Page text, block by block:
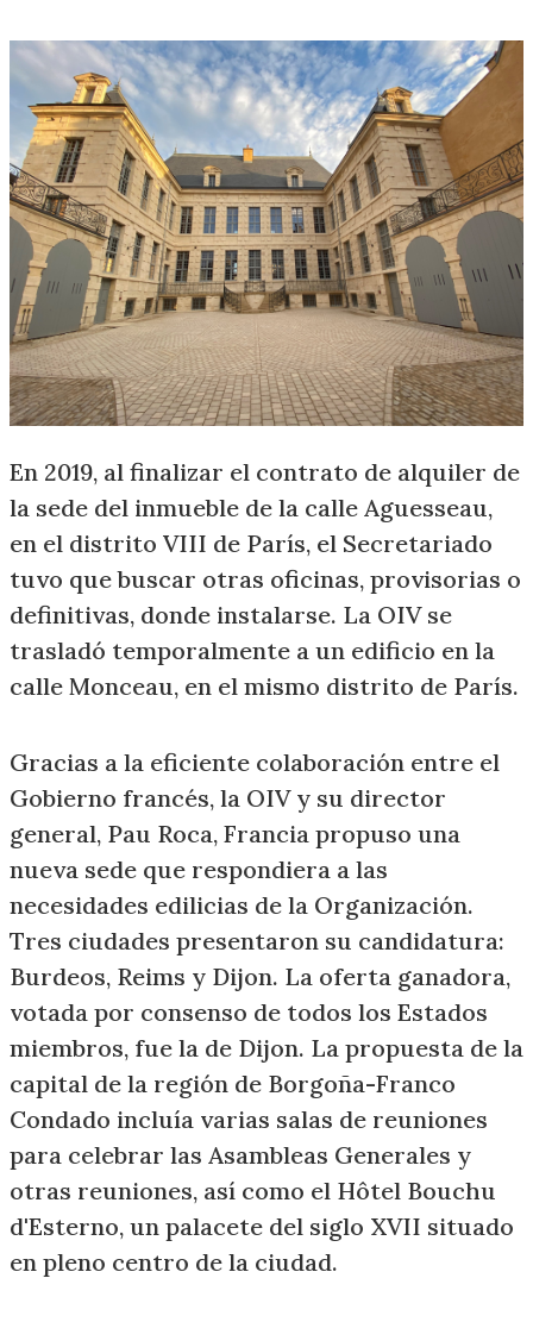
En 2019, al finalizar el contrato de alquiler de
la sede del inmueble de la calle Aguesseau,
en el distrito VIII de París, el Secretariado
tuvo que buscar otras oficinas, provisorias o
definitivas, donde instalarse. La OIV se
trasladó temporalmente a un edificio en la
calle Monceau, en el mismo distrito de París.
Gracias a la eficiente colaboración entre el
Gobierno francés, la OIV y su director
general, Pau Roca, Francia propuso una
nueva sede que respondiera a las
necesidades edilicias de la Organización.
Tres ciudades presentaron su candidatura:
Burdeos, Reims y Dijon. La oferta ganadora,
votada por consenso de todos los Estados
miembros, fue la de Dijon. La propuesta de la
capital de la región de Borgoña-Franco
Condado incluía varias salas de reuniones
para celebrar las Asambleas Generales y
otras reuniones, así como el Hôtel Bouchu
d'Esterno, un palacete del siglo XVII situado
en pleno centro de la ciudad.